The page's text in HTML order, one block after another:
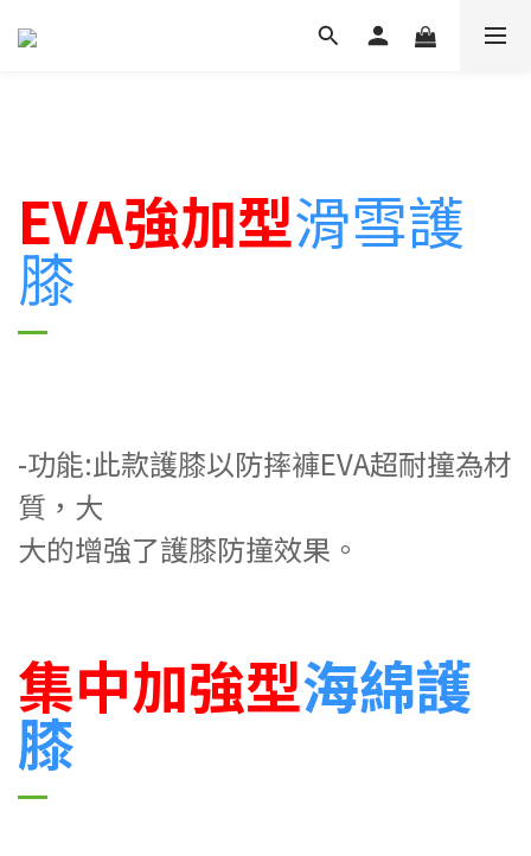
EVA強加型滑雪護
膝
-功能:此款護膝以防摔褲EVA超耐撞為材
質，大
大的增強了護膝防撞效果。
集中加強型海綿護
膝